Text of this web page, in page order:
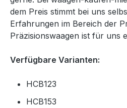
dem Preis stimmt bei uns
Erfahrungen im Bereich der
Präzisionswaagen ist für uns
Verfügbare Varianten:
HCB123
HCB153